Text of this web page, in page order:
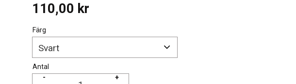
110,00 kr
Färg
Antal
+
-